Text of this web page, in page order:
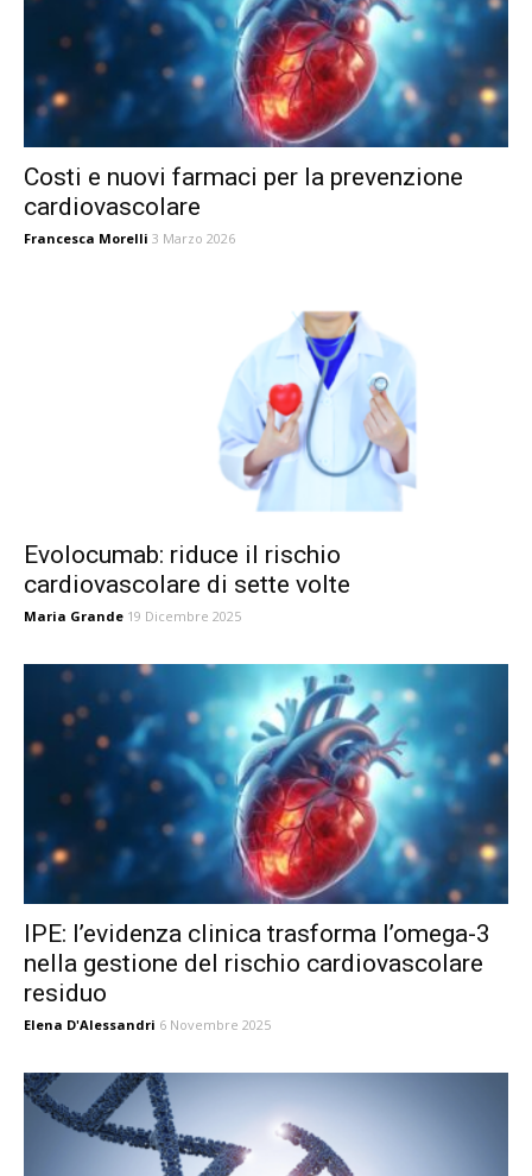
Costi e nuovi farmaci per la prevenzione
cardiovascolare
Francesca Morelli 3 Marzo 2026
Evolocumab: riduce il rischio
cardiovascolare di sette volte
Maria Grande 19 Dicembre 2025
IPE: l’evidenza clinica trasforma l’omega-3
nella gestione del rischio cardiovascolare
residuo
Elena D'Alessandri 6 Novembre 2025